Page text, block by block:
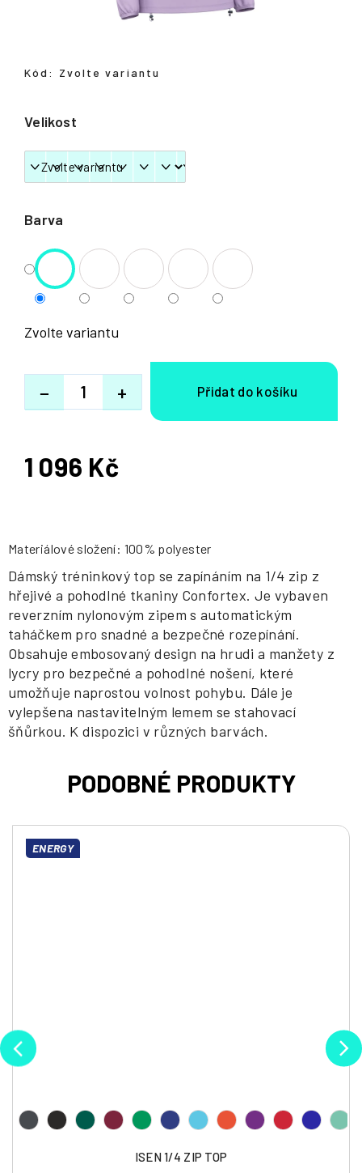
Barva
Velikost
Zvolte variantu
+
−
Kód: Zvolte variantu
1 096 Kč
Měrná
Materiálové složení: 100% polyester
Dámský tréninkový top se zapínáním na 1/4 zip z
hřejivé a pohodlné tkaniny Confortex. Je vybaven
reverzním nylonovým zipem s automatickým
taháčkem pro snadné a bezpečné rozepínání.
Obsahuje embosovaný design na hrudi a manžety z
lycry pro bezpečné a pohodlné nošení, které
umožňuje naprostou volnost pohybu. Dále je
vylepšena nastavitelným lemem se stahovací
šňůrkou. K dispozici v různých barvách.
ENERGY
ISEN 1/4 ZIP TOP